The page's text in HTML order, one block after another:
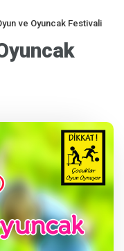
ve Oyuncak Festivali